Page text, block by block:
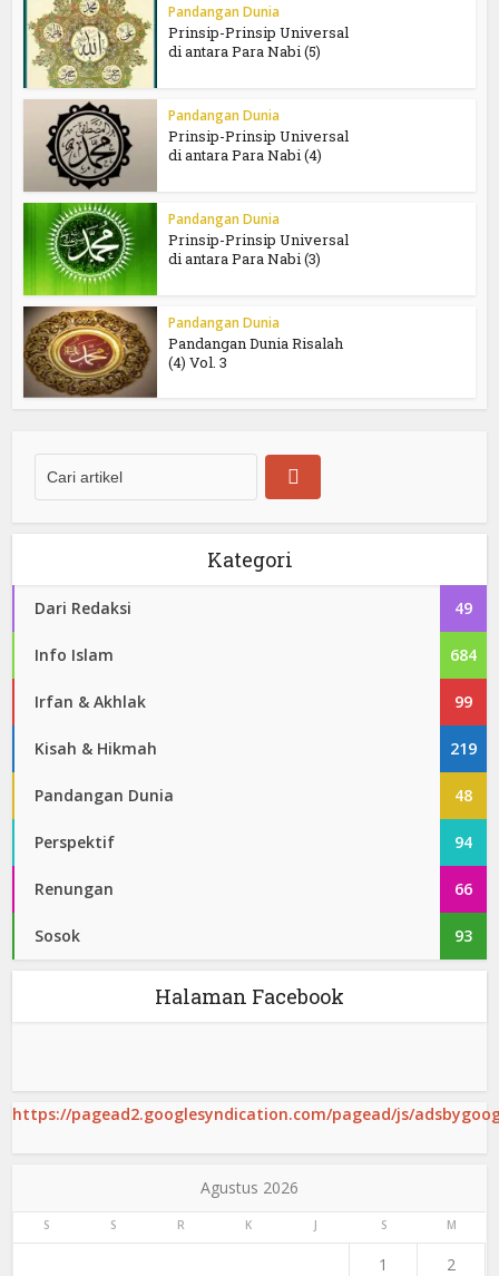
Pandangan Dunia
Prinsip-Prinsip Universal
di antara Para Nabi (5)
Pandangan Dunia
Prinsip-Prinsip Universal
di antara Para Nabi (4)
Pandangan Dunia
Prinsip-Prinsip Universal
di antara Para Nabi (3)
Pandangan Dunia
Pandangan Dunia Risalah
(4) Vol. 3
Kategori
Dari Redaksi 49
Info Islam 684
Irfan & Akhlak 99
Kisah & Hikmah 219
Pandangan Dunia 48
Perspektif 94
Renungan 66
Sosok 93
Halaman Facebook
https://pagead2.googlesyndication.com/pagead/js/
Agustus 2026
S S R K J S M
1 2